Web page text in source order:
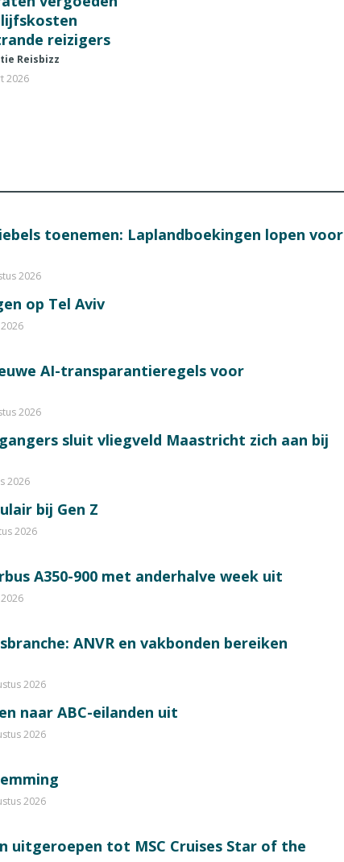
reizigers
Reisbizz
2026
toenemen: Laplandboekingen lopen voor
2026
op Tel Aviv
AI-transparantieregels voor
2026
sluit vliegveld Maastricht zich aan bij
2026
bij Gen Z
2026
A350-900 met anderhalve week uit
ANVR en vakbonden bereiken
2026
naar ABC-eilanden uit
2026
2026
uitgeroepen tot MSC Cruises Star of the